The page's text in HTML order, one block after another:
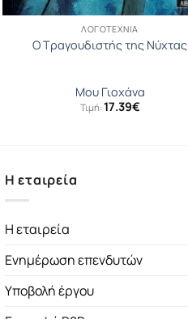
ΛΟΓΟΤΕΧΝΊΑ
Ο Τραγουδιστής της Νύχτας
Μου Γιοχάνα
Τιμή:17.39€
Η εταιρεία
Η εταιρεία
Ενημέρωση επενδυτών
Υποβολή έργου